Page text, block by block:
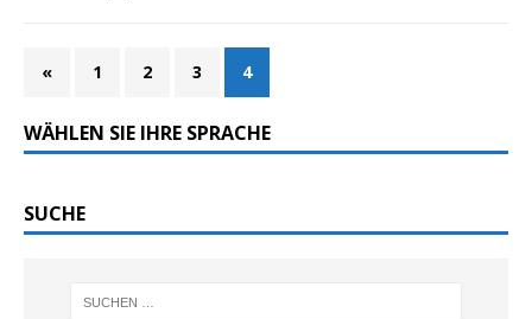
« 1 2 3 4
WÄHLEN SIE IHRE SPRACHE
SUCHE